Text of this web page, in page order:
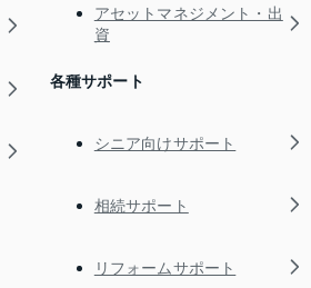
アセットマネジメント・出
資
各種サポート
シニア向けサポート
相続サポート
リフォームサポート